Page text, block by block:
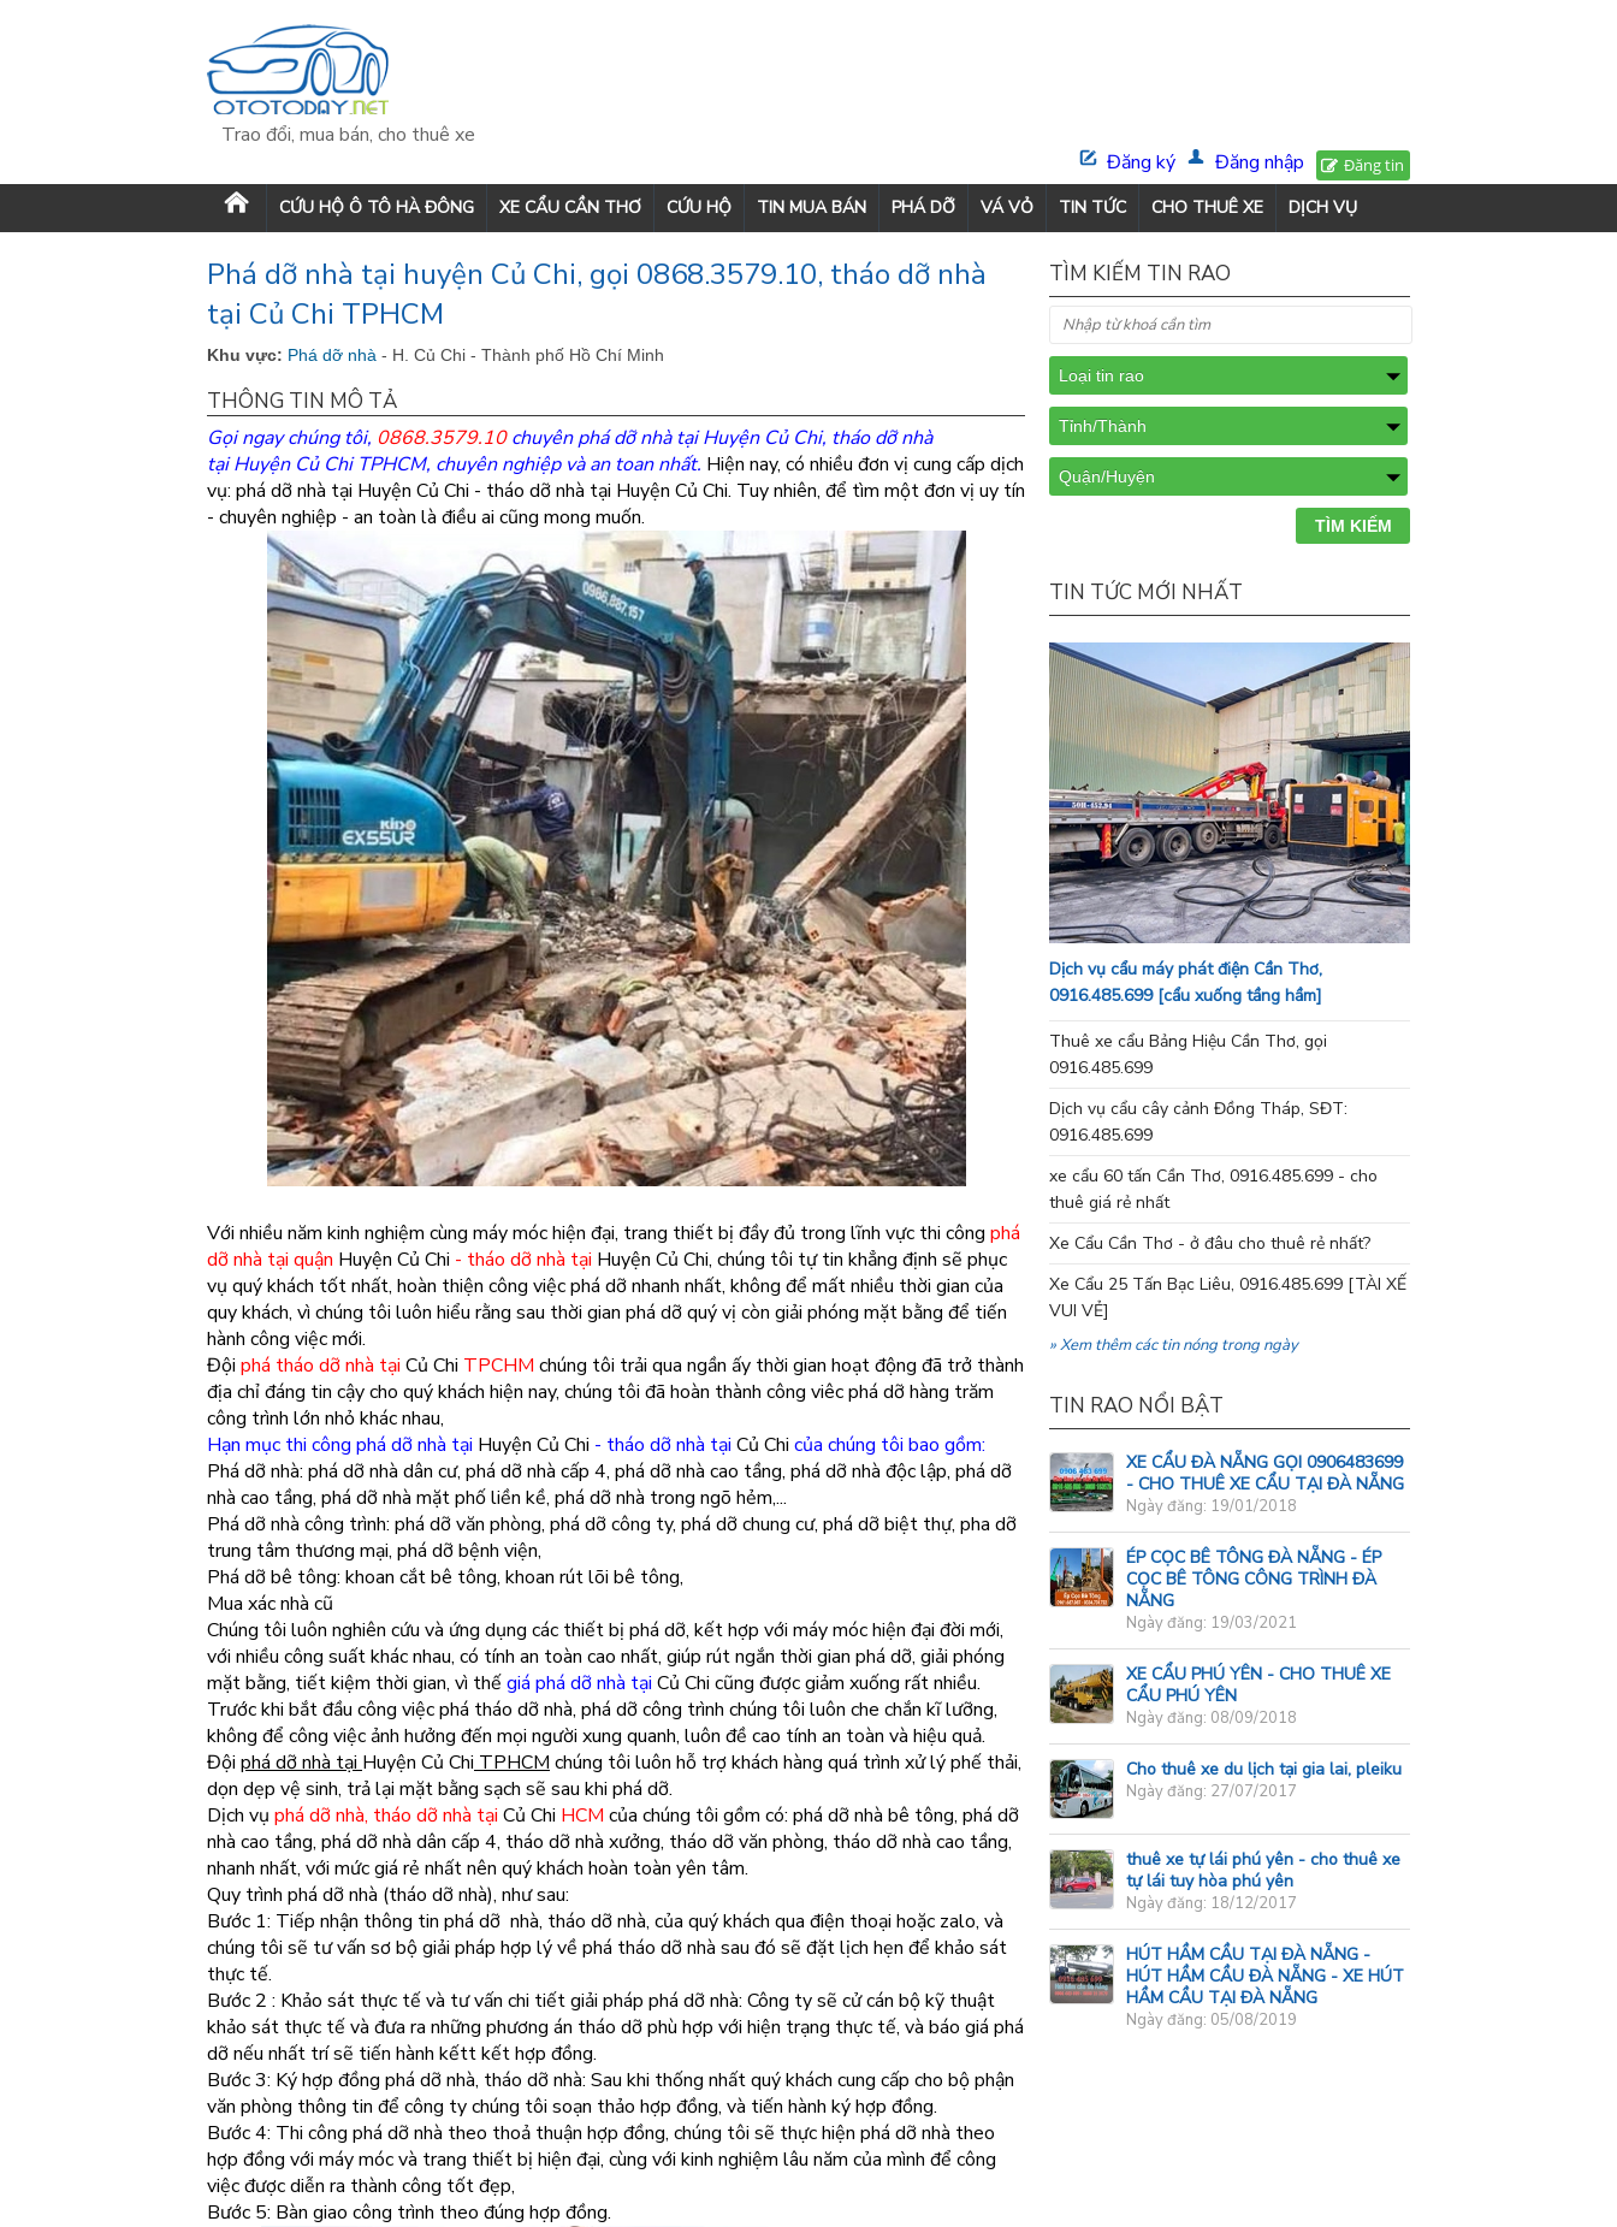
Trao đổi, mua bán, cho thuê xe
Đăng tin
Đăng nhập
Đăng ký
CỨU HỘ Ô TÔ HÀ ĐÔNG XE CẨU CẦN THƠ CỨU HỘ TIN MUA BÁN PHÁ DỠ VÁ VỎ TIN TỨC CHO THUÊ XE DỊCH VỤ
Phá dỡ nhà tại huyện Củ Chi, gọi 0868.3579.10, tháo dỡ nhà
tại Củ Chi TPHCM
Khu vực: Phá dỡ nhà - H. Củ Chi - Thành phố Hồ Chí Minh
THÔNG TIN MÔ TẢ
Gọi ngay chúng tôi, 0868.3579.10chuyên phá dỡ nhà tại Huyện Củ Chi, tháo dỡ nhà
tại Huyện Củ Chi TPHCM, chuyên nghiệp và an toan nhất. Hiện nay, có nhiều đơn vị cung cấp dịch
vụ: phá dỡ nhà tại Huyện Củ Chi - tháo dỡ nhà tại Huyện Củ Chi. Tuy nhiên, để tìm một đơn vị uy tín
- chuyên nghiệp - an toàn là điều ai cũng mong muốn.
Với nhiều năm kinh nghiệm cùng máy móc hiện đại, trang thiết bị đầy đủ trong lĩnh vực thi công phá
dỡ nhà tại quận Huyện Củ Chi - tháo dỡ nhà tại Huyện Củ Chi, chúng tôi tự tin khẳng định sẽ phục
vụ quý khách tốt nhất, hoàn thiện công việc phá dỡ nhanh nhất, không để mất nhiều thời gian của
quy khách, vì chúng tôi luôn hiểu rằng sau thời gian phá dỡ quý vị còn giải phóng mặt bằng để tiến
hành công việc mới.
Đội phá tháo dỡ nhà tại Củ Chi TPCHM chúng tôi trải qua ngần ấy thời gian hoạt động đã trở thành
địa chỉ đáng tin cậy cho quý khách hiện nay, chúng tôi đã hoàn thành công viêc phá dỡ hàng trăm
công trình lớn nhỏ khác nhau,
Hạn mục thi công phá dỡ nhà tại Huyện Củ Chi - tháo dỡ nhà tại Củ Chi của chúng tôi bao gồm:
Phá dỡ nhà: phá dỡ nhà dân cư, phá dỡ nhà cấp 4, phá dỡ nhà cao tầng, phá dỡ nhà độc lập, phá dỡ
nhà cao tầng, phá dỡ nhà mặt phố liền kề, phá dỡ nhà trong ngõ hẻm,...
Phá dỡ nhà công trình: phá dỡ văn phòng, phá dỡ công ty, phá dỡ chung cư, phá dỡ biệt thự, pha dỡ
trung tâm thương mại, phá dỡ bệnh viện,
Phá dỡ bê tông: khoan cắt bê tông, khoan rút lõi bê tông,
Mua xác nhà cũ
Chúng tôi luôn nghiên cứu và ứng dụng các thiết bị phá dỡ, kết hợp với máy móc hiện đại đời mới,
với nhiều công suất khác nhau, có tính an toàn cao nhất, giúp rút ngắn thời gian phá dỡ, giải phóng
mặt bằng, tiết kiệm thời gian, vì thếgiá phá dỡ nhà tại Củ Chi cũng được giảm xuống rất nhiều.
Trước khi bắt đầu công việc phá tháo dỡ nhà, phá dỡ công trình chúng tôi luôn che chắn kĩ lưỡng,
không để công việc ảnh hưởng đến mọi người xung quanh, luôn đề cao tính an toàn và hiệu quả.
Đội phá dỡ nhà tại Huyện Củ Chi TPHCM chúng tôi luôn hỗ trợ khách hàng quá trình xử lý phế thải,
dọn dẹp vệ sinh, trả lại mặt bằng sạch sẽ sau khi phá dỡ.
Dịch vụ phá dỡ nhà, tháo dỡ nhà tại Củ Chi HCM của chúng tôi gồm có: phá dỡ nhà bê tông, phá dỡ
nhà cao tầng, phá dỡ nhà dân cấp 4, tháo dỡ nhà xưởng, tháo dỡ văn phòng, tháo dỡ nhà cao tầng,
nhanh nhất, với mức giá rẻ nhất nên quý khách hoàn toàn yên tâm.
Quy trình phá dỡ nhà (tháo dỡ nhà), như sau:
Bước 1: Tiếp nhận thông tin phá dỡ nhà, tháo dỡ nhà, của quý khách qua điện thoại hoặc zalo, và
chúng tôi sẽ tư vấn sơ bộ giải pháp hợp lý về phá tháo dỡ nhà sau đó sẽ đặt lịch hẹn để khảo sát
thực tế.
Bước 2 : Khảo sát thực tế và tư vấn chi tiết giải pháp phá dỡ nhà: Công ty sẽ cử cán bộ kỹ thuật
khảo sát thực tế và đưa ra những phương án tháo dỡ phù hợp với hiện trạng thực tế, và báo giá phá
dỡ nếu nhất trí sẽ tiến hành kếtt kết hợp đồng.
Bước 3: Ký hợp đồng phá dỡ nhà, tháo dỡ nhà: Sau khi thống nhất quý khách cung cấp cho bộ phận
văn phòng thông tin để công ty chúng tôi soạn thảo hợp đồng, và tiến hành ký hợp đồng.
Bước 4: Thi công phá dỡ nhà theo thoả thuận hợp đồng, chúng tôi sẽ thực hiện phá dỡ nhà theo
hợp đồng với máy móc và trang thiết bị hiện đại, cùng với kinh nghiệm lâu năm của mình để công
việc được diễn ra thành công tốt đẹp,
Bước 5: Bàn giao công trình theo đúng hợp đồng.
TÌM KIẾM TIN RAO
TIN TỨC MỚI NHẤT
Dịch vụ cẩu máy phát điện Cần Thơ,
0916.485.699 [cẩu xuống tầng hầm]
Thuê xe cẩu Bảng Hiệu Cần Thơ, gọi
0916.485.699
Dịch vụ cẩu cây cảnh Đồng Tháp, SĐT:
0916.485.699
xe cẩu 60 tấn Cần Thơ, 0916.485.699 - cho
thuê giá rẻ nhất
Xe Cẩu Cần Thơ - ở đâu cho thuê rẻ nhất?
Xe Cẩu 25 Tấn Bạc Liêu, 0916.485.699 [TÀI XẾ
VUI VẺ]
» Xem thêm các tin nóng trong ngày
TIN RAO NỔI BẬT
XE CẨU ĐÀ NẴNG GỌI 0906483699
- CHO THUÊ XE CẨU TẠI ĐÀ NẴNG
Ngày đăng: 19/01/2018
ÉP CỌC BÊ TÔNG ĐÀ NẴNG - ÉP
CỌC BÊ TÔNG CÔNG TRÌNH ĐÀ
NẴNG
Ngày đăng: 19/03/2021
XE CẨU PHÚ YÊN - CHO THUÊ XE
CẨU PHÚ YÊN
Ngày đăng: 08/09/2018
Cho thuê xe du lịch tại gia lai, pleiku
Ngày đăng: 27/07/2017
thuê xe tự lái phú yên - cho thuê xe
tự lái tuy hòa phú yên
Ngày đăng: 18/12/2017
HÚT HẦM CẦU TẠI ĐÀ NẴNG -
HÚT HẦM CẦU ĐÀ NẴNG - XE HÚT
HẦM CẦU TẠI ĐÀ NẴNG
Ngày đăng: 05/08/2019